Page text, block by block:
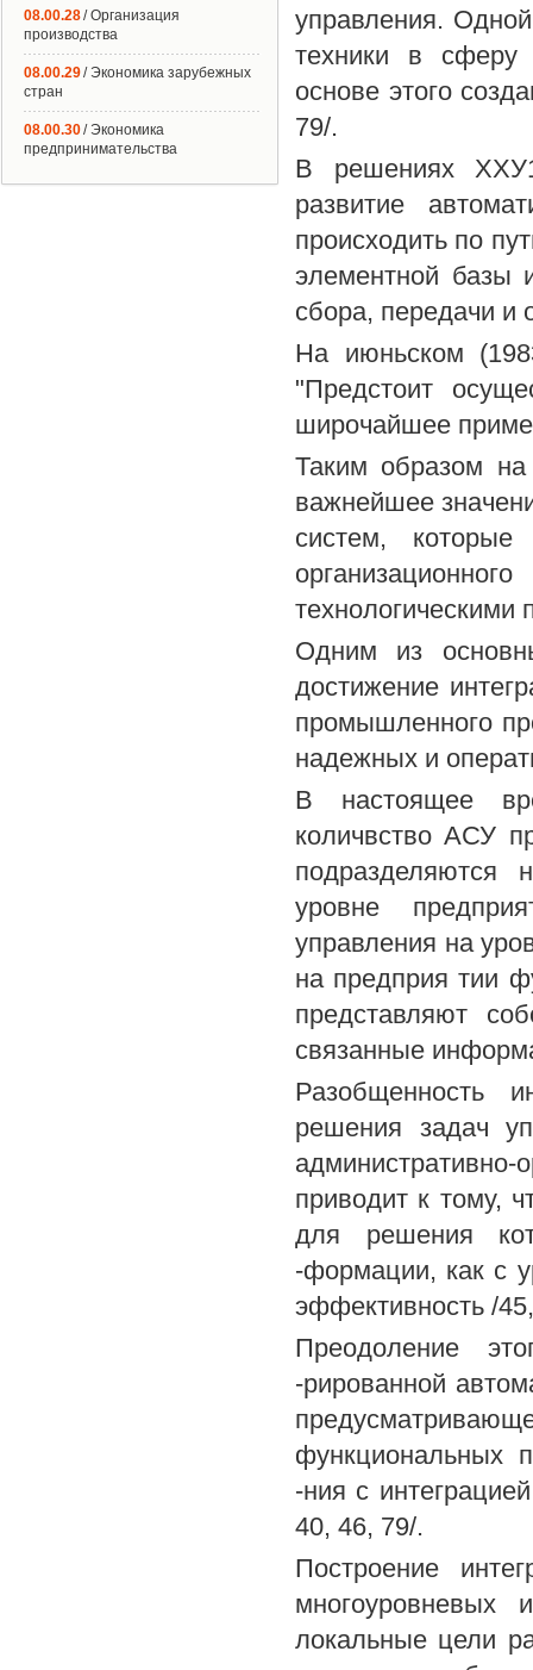
управления.
техники в сферу
основе этого
79/.
В решениях
развитие
происходить по
элементной базы
сбора, передачи и
На июньском
"Предстоит
широчайшее
Таким образом
важнейшее
систем,
технологическими
Одним из
достижение
промышленного
надежных и
В настоящее
количвство АСУ
подразделяются
уровне
управления на
на предприя тии
представляют
связанные
Разобщенность
решения задач
приводит к тому,
для решения
-формации, как с
эффективность /
Преодоление
-рированной
функциональных
-ния с
40, 46, 79/.
Построение
многоуровневых
локальные цели
08.00.28/ Организация
производства
08.00.29/ Экономика зарубежных
стран
08.00.30/ Экономика
предпринимательства